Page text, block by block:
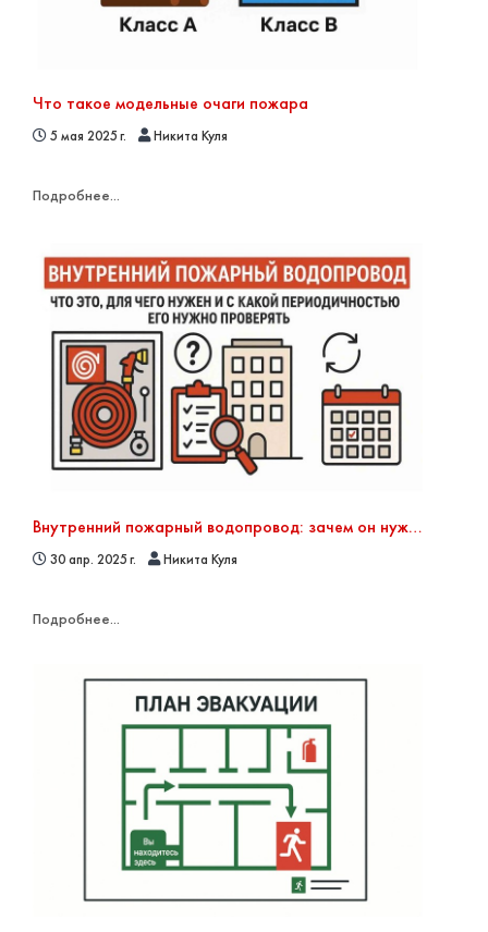
Что такое модельные очаги пожара
5 мая 2025 г. Никита Куля
Подробнее...
Внутренний пожарный водопровод: зачем он нужен, как и с какой периодичностью его проверять
30 апр. 2025 г. Никита Куля
Подробнее...